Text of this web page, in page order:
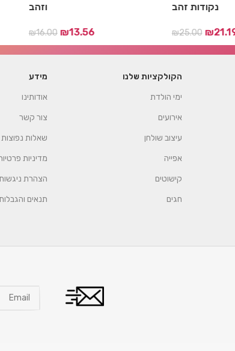
וזהב
₪16.00 ₪13.56
נקודות זהב
₪25.00 ₪21.19
הקולקציות שלנו
ימי הולדת
אירועים
עיצוב שולחן
אפייה
קישוטים
חגים
מידע
אודותינו
צור קשר
שאלות נפוצות
מדיניות
הצהרת
תנאים